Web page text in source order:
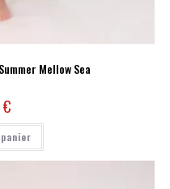
Mellow Sea
€